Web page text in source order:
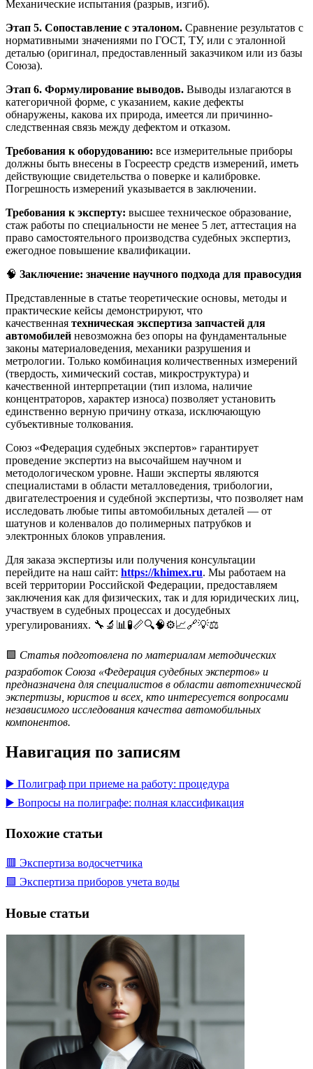
Механические испытания (разрыв, изгиб).
Этап 5. Сопоставление с эталоном. Сравнение результатов с
нормативными значениями по ГОСТ, ТУ, или с эталонной
деталью (оригинал, предоставленный заказчиком или из базы
Союза).
Этап 6. Формулирование выводов. Выводы излагаются в
категоричной форме, с указанием, какие дефекты
обнаружены, какова их природа, имеется ли причинно-
следственная связь между дефектом и отказом.
Требования к оборудованию: все измерительные приборы
должны быть внесены в Госреестр средств измерений, иметь
действующие свидетельства о поверке и калибровке.
Погрешность измерений указывается в заключении.
Требования к эксперту: высшее техническое образование,
стаж работы по специальности не менее 5 лет, аттестация на
право самостоятельного производства судебных экспертиз,
ежегодное повышение квалификации.
🧠 Заключение: значение научного подхода для правосудия
Представленные в статье теоретические основы, методы и
практические кейсы демонстрируют, что
качественная техническая экспертиза запчастей для
автомобилей невозможна без опоры на фундаментальные
законы материаловедения, механики разрушения и
метрологии. Только комбинация количественных измерений
(твердость, химический состав, микроструктура) и
качественной интерпретации (тип излома, наличие
концентраторов, характер износа) позволяет установить
единственно верную причину отказа, исключающую
субъективные толкования.
Союз «Федерация судебных экспертов» гарантирует
проведение экспертиз на высочайшем научном и
методологическом уровне. Наши эксперты являются
специалистами в области металловедения, трибологии,
двигателестроения и судебной экспертизы, что позволяет нам
исследовать любые типы автомобильных деталей — от
шатунов и коленвалов до полимерных патрубков и
электронных блоков управления.
Для заказа экспертизы или получения консультации
перейдите на наш сайт: https://khimex.ru. Мы работаем на
всей территории Российской Федерации, предоставляем
заключения как для физических, так и для юридических лиц,
участвуем в судебных процессах и досудебных
урегулированиях. 🔧🔬📊🧪📏🔍🧠⚙️📈🔗💡⚖️
🟩 Статья подготовлена по материалам методических
разработок Союза «Федерация судебных экспертов» и
предназначена для специалистов в области автотехнической
экспертизы, юристов и всех, кто интересуется вопросами
независимого исследования качества автомобильных
компонентов.
Навигация по записям
▶️ Полиграф при приеме на работу: процедура
▶️ Вопросы на полиграфе: полная классификация
Похожие статьи
🟥 Экспертиза водосчетчика
🟩 Экспертиза приборов учета воды
Новые статьи